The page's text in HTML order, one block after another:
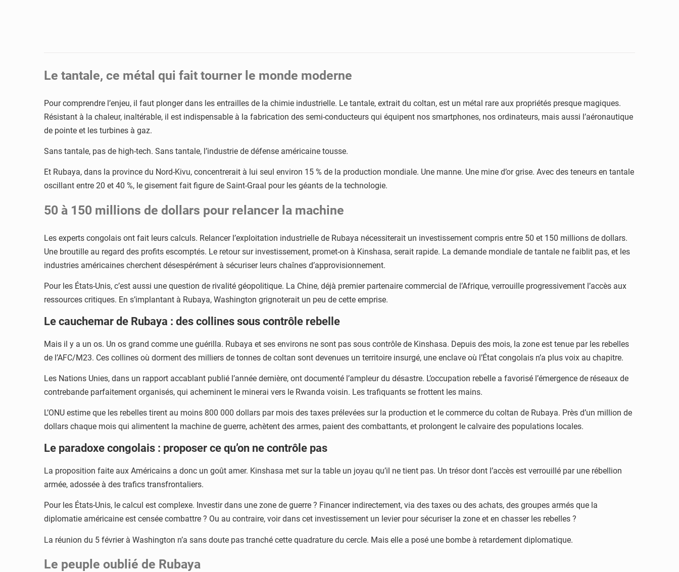
Le tantale, ce métal qui fait tourner le monde moderne
Pour comprendre l’enjeu, il faut plonger dans les entrailles de la chimie industrielle. Le tantale, extrait du coltan, est un métal rare aux propriétés presque magiques.
Résistant à la chaleur, inaltérable, il est indispensable à la fabrication des semi-conducteurs qui équipent nos smartphones, nos ordinateurs, mais aussi l’aéronautique
de pointe et les turbines à gaz.
Sans tantale, pas de high-tech. Sans tantale, l’industrie de défense américaine tousse.
Et Rubaya, dans la province du Nord-Kivu, concentrerait à lui seul environ 15 % de la production mondiale. Une manne. Une mine d’or grise. Avec des teneurs en tantale
oscillant entre 20 et 40 %, le gisement fait figure de Saint-Graal pour les géants de la technologie.
50 à 150 millions de dollars pour relancer la machine
Les experts congolais ont fait leurs calculs. Relancer l’exploitation industrielle de Rubaya nécessiterait un investissement compris entre 50 et 150 millions de dollars.
Une broutille au regard des profits escomptés. Le retour sur investissement, promet-on à Kinshasa, serait rapide. La demande mondiale de tantale ne faiblit pas, et les
industries américaines cherchent désespérément à sécuriser leurs chaînes d’approvisionnement.
Pour les États-Unis, c’est aussi une question de rivalité géopolitique. La Chine, déjà premier partenaire commercial de l’Afrique, verrouille progressivement l’accès aux
ressources critiques. En s’implantant à Rubaya, Washington grignoterait un peu de cette emprise.
Le cauchemar de Rubaya : des collines sous contrôle rebelle
Mais il y a un os. Un os grand comme une guérilla. Rubaya et ses environs ne sont pas sous contrôle de Kinshasa. Depuis des mois, la zone est tenue par les rebelles
de l’AFC/M23. Ces collines où dorment des milliers de tonnes de coltan sont devenues un territoire insurgé, une enclave où l’État congolais n’a plus voix au chapitre.
Les Nations Unies, dans un rapport accablant publié l’année dernière, ont documenté l’ampleur du désastre. L’occupation rebelle a favorisé l’émergence de réseaux de
contrebande parfaitement organisés, qui acheminent le minerai vers le Rwanda voisin. Les trafiquants se frottent les mains.
L’ONU estime que les rebelles tirent au moins 800 000 dollars par mois des taxes prélevées sur la production et le commerce du coltan de Rubaya. Près d’un million de
dollars chaque mois qui alimentent la machine de guerre, achètent des armes, paient des combattants, et prolongent le calvaire des populations locales.
Le paradoxe congolais : proposer ce qu’on ne contrôle pas
La proposition faite aux Américains a donc un goût amer. Kinshasa met sur la table un joyau qu’il ne tient pas. Un trésor dont l’accès est verrouillé par une rébellion
armée, adossée à des trafics transfrontaliers.
Pour les États-Unis, le calcul est complexe. Investir dans une zone de guerre ? Financer indirectement, via des taxes ou des achats, des groupes armés que la
diplomatie américaine est censée combattre ? Ou au contraire, voir dans cet investissement un levier pour sécuriser la zone et en chasser les rebelles ?
La réunion du 5 février à Washington n’a sans doute pas tranché cette quadrature du cercle. Mais elle a posé une bombe à retardement diplomatique.
Le peuple oublié de Rubaya